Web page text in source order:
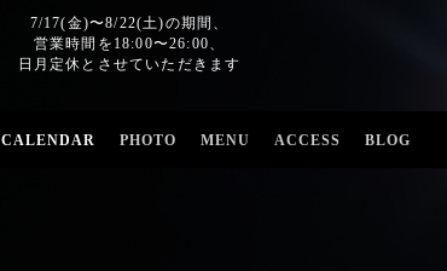
7/17(金)〜8/22(土)の期間、
営業時間を18:00〜26:00、
日月定休とさせていただきます
CALENDAR PHOTO MENU ACCESS BLOG